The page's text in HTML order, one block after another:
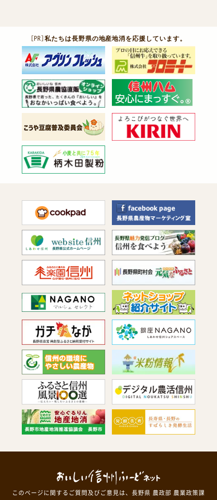
［PR］私たちは長野県の地産地消を応援しています。
このページに関するご質問及びご意見は、長野県 農政部 農業政策課